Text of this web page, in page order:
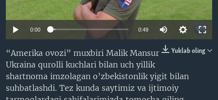
VIDEO
XABARLAR SURATLARDA
ODNOKLASSNIKI
TELEGRAM
SOUNDCLOUD
VOA
0:00 0:49
Yuklab oling
“Amerika ovozi” muxbiri Malik Mansur
Ukraina qurolli kuchlari bilan uch yillik
shartnoma imzolagan o’zbekistonlik yigit bilan
suhbatlashdi. Tez kunda saytimiz va ijtimoiy